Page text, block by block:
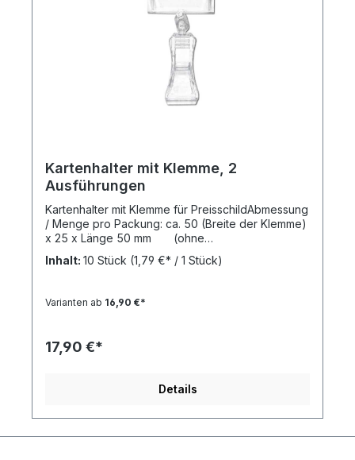
Kartenhalter mit Klemme, 2
Ausführungen
Kartenhalter mit Klemme für PreisschildAbmessung
/ Menge pro Packung: ca. 50 (Breite der Klemme)
x 25 x Länge 50 mm (ohne
Verlängerunsstab)ca. 50 (Breite der Klemme) x 25
x Länge100 mm (mit Verlängerungsstab 50
St.)Bieten Sie Ihrem Kunden eine besondere ,
nachhaltige Kundentreue. Unsere hochwertigen
Zubehör wunderbar unsere Plastik Karten, die sie
mit Ihren Preisen und der Produktbezeichnung mit
Inhalt: 10 Stück (1,79 €* / 1 Stück)
Varianten ab 16,90 €*
17,90 €*
Details